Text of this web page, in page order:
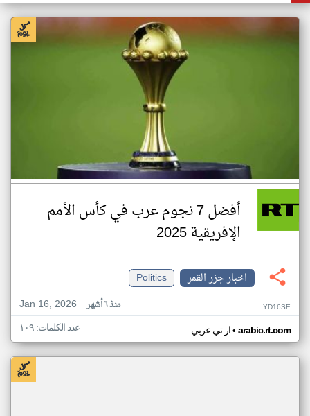
أفضل 7 نجوم عرب في كأس الأمم
الإفريقية 2025
اخبار جزر القمر
Politics
Jan 16, 2026
منذ ٦ أشهر YD16SE
ار تي عربي• arabic.rt.com عدد الكلمات: ١٠٩